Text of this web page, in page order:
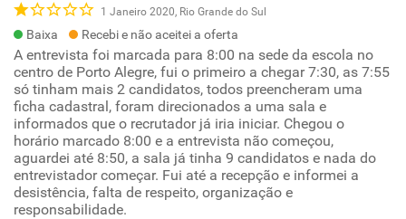
1 Janeiro 2020, Rio Grande do Sul
Baixa Recebi e não aceitei a oferta
A entrevista foi marcada para 8:00 na sede da escola no
centro de Porto Alegre, fui o primeiro a chegar 7:30, as 7:55
só tinham mais 2 candidatos, todos preencheram uma
ficha cadastral, foram direcionados a uma sala e
informados que o recrutador já iria iniciar. Chegou o
horário marcado 8:00 e a entrevista não começou,
aguardei até 8:50, a sala já tinha 9 candidatos e nada do
entrevistador começar. Fui até a recepção e informei a
desistência, falta de respeito, organização e
responsabilidade.